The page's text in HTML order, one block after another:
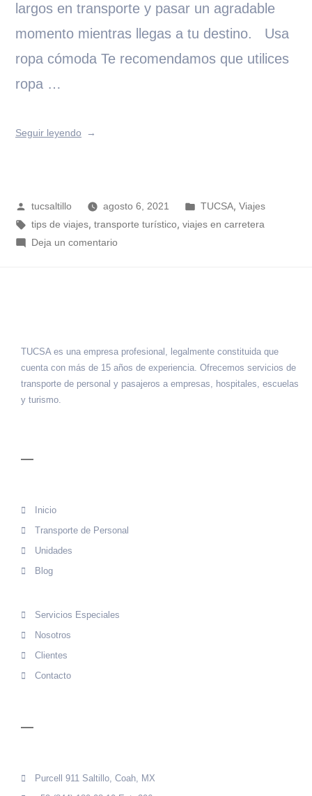
largos en transporte y pasar un agradable
momento mientras llegas a tu destino. Usa
ropa cómoda Te recomendamos que utilices
ropa …
Seguir leyendo
tucsaltillo agosto 6, 2021 TUCSA,Viajes
tips de viajes,transporte turístico,viajes en carretera
Deja un comentario
TUCSA es una empresa profesional, legalmente constituida que
cuenta con más de 15 años de experiencia. Ofrecemos servicios de
transporte de personal y pasajeros a empresas, hospitales, escuelas
y turismo.
Inicio
Transporte de Personal
Unidades
Blog
Servicios Especiales
Nosotros
Clientes
Contacto
Purcell 911 Saltillo, Coah, MX